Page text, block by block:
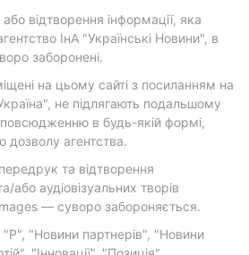
відтворення інформації, яка
ІнА "Українські Новини", в
заборонені.
на цьому сайті з посиланням на
не підлягають подальшому
в будь-якій формі,
дозволу агентства.
та відтворення
або аудіовізуальних творів
— суворо забороняється.
"Новини партнерів", "Новини